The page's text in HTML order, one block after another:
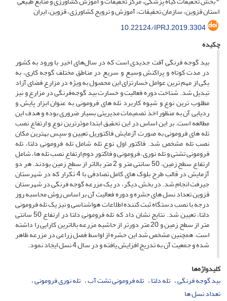
استان قزوین، سازمان تحقیقات، آموزش و ترویج کشاورزی، قزوین، ایران
10.22124/IPRJ.2019.3304
چکیده
بید گوجه فرنگی آفت جدیدی است که در سال‌های اخیر با ورود به کشور
در مدت کوتاه و پراکنش وسیع و سریع در مناطق مختلف گوجه کاری، به
یکی از مهم ترین عوامل خسارتزای این محصول به ویژه در مزارع فضای آزاد
تبدیل شد. شناخت دوره فعالیت و خسارت بید گوجه‌فرنگی در مزارع و نیز
مطلوب ترین نوع و شیوه کاربرد تله های فرومونی به عنوان ابزار پایش و
ردیابی آن به منظور اخذ تصمیمات مدیریتی بسیار ضروری بوده و هدف این
مطالعه است. بر این اساس در این تحقیق ابتدا موثرترین نوع و ارتفاع نصب
تله های فرومونی به صورت آزمایش فاکتوریل تعیین و سپس بهترین مکان
نصب تله مشخص شد. فاکتور اول نوع تله شامل تله فرومونی دلتا، تله
فرومونی تشتی و تله نوری – فرومونی و فاکتور دوم ارتفاع نصب تله ها، شامل
ارتفاع سطح زمین، 50 سانتی متر و 2 متر بالاتر از سطح زمین بودند. هر دو
آزمایش در قالب طرح بلوک های کامل تصادفی با 4 تکرار که در شهرستان
جیرفت انجام شد. در بخش دیگر، در یک مزرعه گوجه فرنگی در شهرستان
قزوین تعداد نسل های حشره و دوره فعالیت آن بر اساس روش محاسبه روز
درجه با نصب دستگاه ثبت کننده اطلاعات هواشناسی و نیز یک تله فرومونی
دلتا، تعیین شد. نتایج نشان داد که تله فرومونی دلتا در ارتفاع 50 سانتی
متر از سطح زمین و 20 متر دورتر از حاشیه مزرعه بالاترین کارایی را داشته
است. همچنین مشخص شد این حشره از اواسط فصل زراعی در مزرعه ظاهر
شده و جمعیت آن به تدریج افزایش یافته و در سال 4 نسل ایجاد نمود.
کلیدواژه‌ها
بید گوجه فرنگی تله دلتا تله فرومونی تشت آب تله نوری فرومونی
تعداد نسل ها